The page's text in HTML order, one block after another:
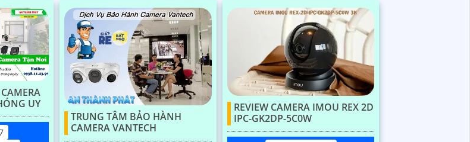
UY
TRUNG TÂM BẢO HÀNH
CAMERA VANTECH
REVIEW CAMERA IMOU REX 2D
IPC-GK2DP-5C0W